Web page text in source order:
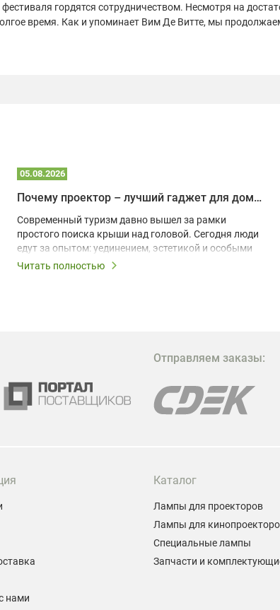
гордятся сотрудничеством. Несмотря на
время. Как и упоминает Вим Де Витте, мы
05.08.2026
Почему проектор – лучший гаджет для домика в глэмпинге
Современный туризм давно вышел за рамки
простого поиска крыши над головой. Сегодня люди
едут за опытом: уединением, эстетикой и особыми
ощущениями. Владельцы A-frame домов,
эффективных и бюджетных способов стать
проектора.
Читать полностью
Отправляем заказы:
нами
Каталог
Лампы для проекторов
Лампы для
Специальные лампы
Запчасти и